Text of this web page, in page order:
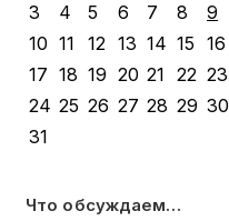
3
4 5 6 7 8
9
10 11 12 13 14 15 16
17 18 19 20 21 22 23
24 25 26 27 28 29 30
31
Что обсуждаем…